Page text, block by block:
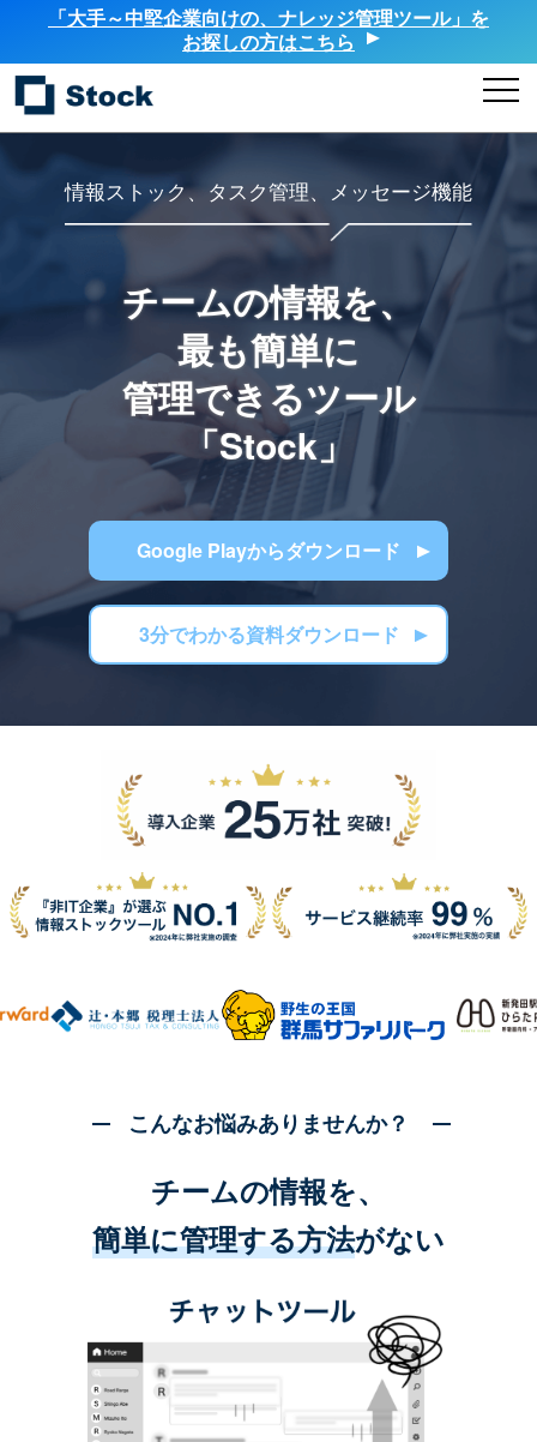
「大手～中堅企業向けの、ナレッジ管理ツール」を
お探しの方はこちら
情報ストック、タスク管理、メッセージ機能
チームの情報を、
最も簡単に
管理できるツール
「Stock」
Google Playからダウンロード
3分でわかる資料ダウンロード
こんなお悩みありませんか？
チームの情報を、
簡単に管理する方法がない